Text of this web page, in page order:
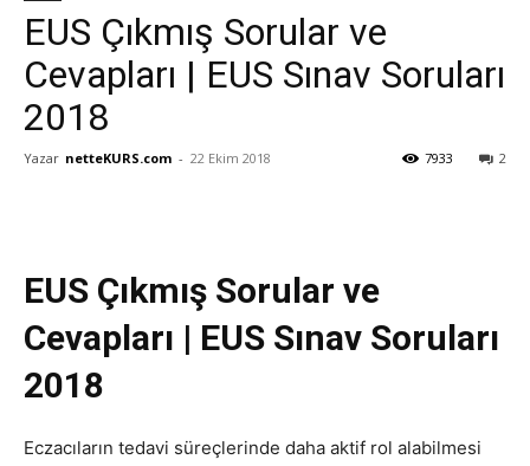
EUS Çıkmış Sorular ve
Cevapları | EUS Sınav Soruları
2018
Yazar netteKURS.com - 22 Ekim 2018 2
7933
EUS Çıkmış Sorular ve
Cevapları | EUS Sınav Soruları
2018
Eczacıların tedavi süreçlerinde daha aktif rol alabilmesi